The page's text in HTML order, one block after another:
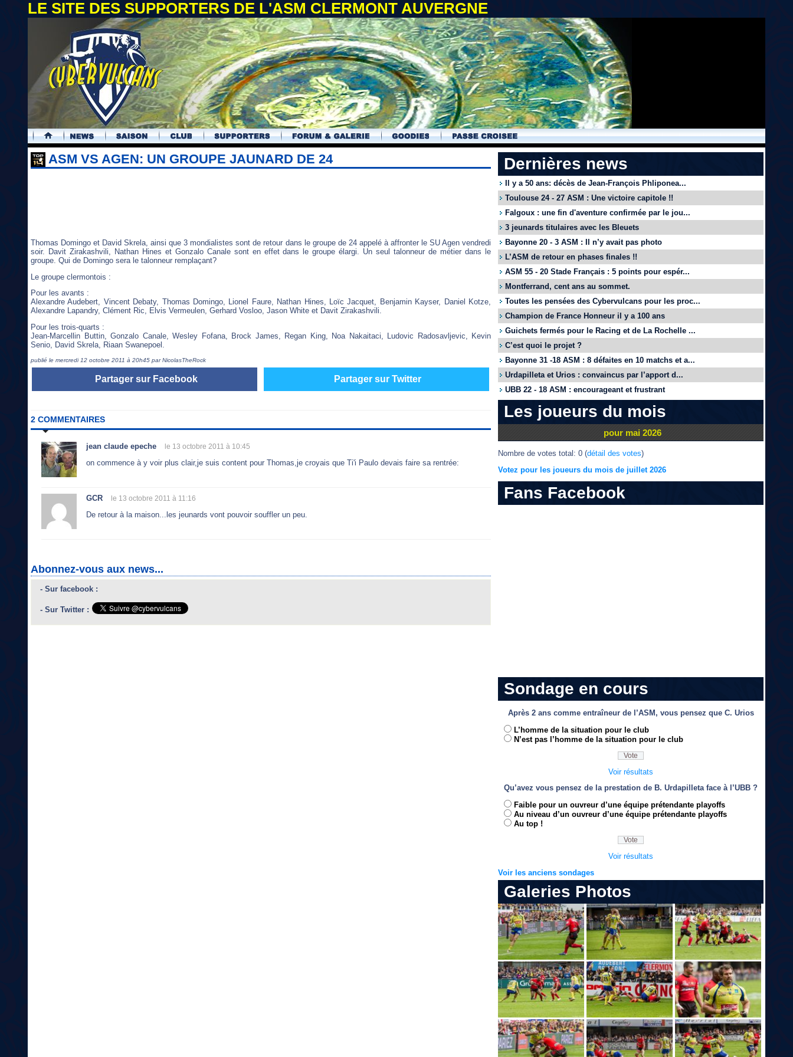
LE SITE DES SUPPORTERS DE L'ASM CLERMONT AUVERGNE
.
ASM VS AGEN: UN GROUPE JAUNARD DE 24
Thomas Domingo et David Skrela, ainsi que 3 mondialistes sont de retour dans le groupe de 24 appelé à affronter le SU Agen vendredi
soir. Davit Zirakashvili, Nathan Hines et Gonzalo Canale sont en effet dans le groupe élargi. Un seul talonneur de métier dans le
groupe. Qui de Domingo sera le talonneur remplaçant?
Le groupe clermontois :
Pour les avants :
Alexandre Audebert, Vincent Debaty, Thomas Domingo, Lionel Faure, Nathan Hines, Loïc Jacquet, Benjamin Kayser, Daniel Kotze,
Alexandre Lapandry, Clément Ric, Elvis Vermeulen, Gerhard Vosloo, Jason White et Davit Zirakashvili.
Pour les trois-quarts :
Jean-Marcellin Buttin, Gonzalo Canale, Wesley Fofana, Brock James, Regan King, Noa Nakaitaci, Ludovic Radosavljevic, Kevin
Senio, David Skrela, Riaan Swanepoel.
publié le mercredi 12 octobre 2011 à 20h45 par NicolasTheRock
Partager sur Facebook Partager sur Twitter
2 COMMENTAIRES
jean claude epeche le 13 octobre 2011 à 10:45
on commence à y voir plus clair,je suis content pour Thomas,je croyais que Ti'i Paulo devais faire sa rentrée:
GCR le 13 octobre 2011 à 11:16
De retour à la maison...les jeunards vont pouvoir souffler un peu.
Abonnez-vous aux news...
- Sur facebook :
- Sur Twitter :
Dernières news
Il y a 50 ans: décès de Jean-François Phliponea...
Toulouse 24 - 27 ASM : Une victoire capitole !!
Falgoux : une fin d'aventure confirmée par le jou...
3 jeunards titulaires avec les Bleuets
Bayonne 20 - 3 ASM : Il n’y avait pas photo
L’ASM de retour en phases finales !!
ASM 55 - 20 Stade Français : 5 points pour espér...
Montferrand, cent ans au sommet.
Toutes les pensées des Cybervulcans pour les proc...
Champion de France Honneur il y a 100 ans
Guichets fermés pour le Racing et de La Rochelle ...
C’est quoi le projet ?
Bayonne 31 -18 ASM : 8 défaites en 10 matchs et a...
Urdapilleta et Urios : convaincus par l’apport d...
UBB 22 - 18 ASM : encourageant et frustrant
Les joueurs du mois
pour mai 2026
Nombre de votes total: 0 (détail des votes)
Votez pour les joueurs du mois de juillet 2026
Fans Facebook
Sondage en cours
Après 2 ans comme entraîneur de l’ASM, vous pensez que C. Urios
L’homme de la situation pour le club
N’est pas l’homme de la situation pour le club
Voir résultats
Qu’avez vous pensez de la prestation de B. Urdapilleta face à l’UBB ?
Faible pour un ouvreur d’une équipe prétendante playoffs
Au niveau d’un ouvreur d’une équipe prétendante playoffs
Au top !
Voir résultats
Voir les anciens sondages
Galeries Photos